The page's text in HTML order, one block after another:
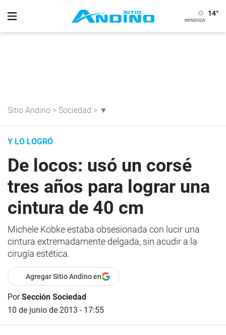
14°
Sitio Andino > Sociedad > ▼
Y LO LOGRÓ
De locos: usó un corsé
tres años para lograr una
cintura de 40 cm
Michele Kobke estaba obsesionada con lucir una
cintura extremadamente delgada, sin acudir a la
cirugía estética.
Agregar Sitio Andino en
PorSección Sociedad
10 de junio de 2013 - 17:55